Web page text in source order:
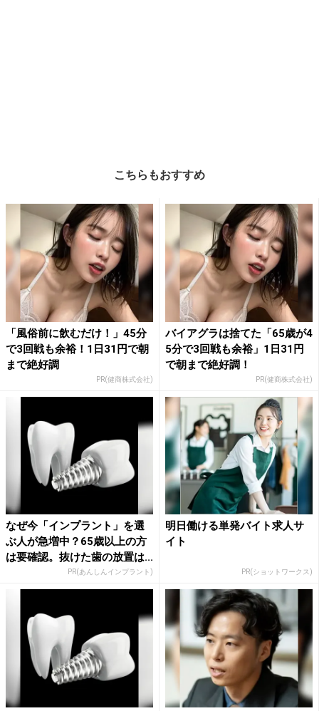
こちらもおすすめ
「風俗前に飲むだけ！」45分
で3回戦も余裕！1日31円で朝
まで絶好調
PR(健商株式会社)
バイアグラは捨てた「65歳が4
5分で3回戦も余裕」1日31円
で朝まで絶好調！
PR(健商株式会社)
なぜ今「インプラント」を選
ぶ人が急増中？65歳以上の方
は要確認。抜けた歯の放置は...
PR(あんしんインプラント)
明日働ける単発バイト求人サ
イト
PR(ショットワークス)